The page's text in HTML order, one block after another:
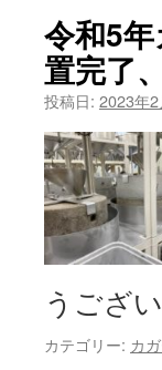
キ
ッ
プ
令和5
置完了
投稿日: 2023年2
うござ
カテゴリー: カ